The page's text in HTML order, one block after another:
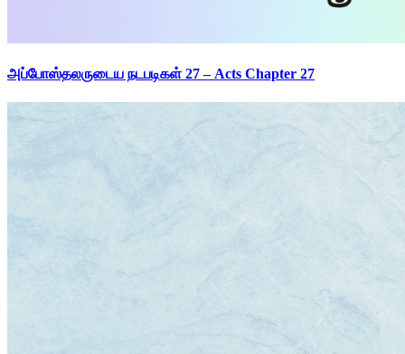
அப்போஸ்தலருடைய நடபடிகள் 27 – Acts Chapter 27